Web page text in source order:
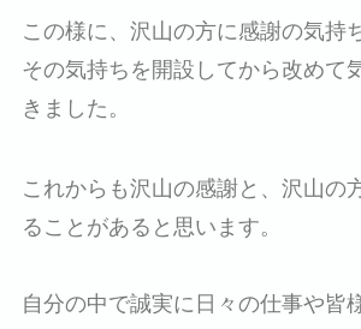
この様に、沢山の方に感謝の気持
その気持ちを開設してから改めて
きました。
これからも沢山の感謝と、沢山の
ることがあると思います。
自分の中で誠実に日々の仕事や皆